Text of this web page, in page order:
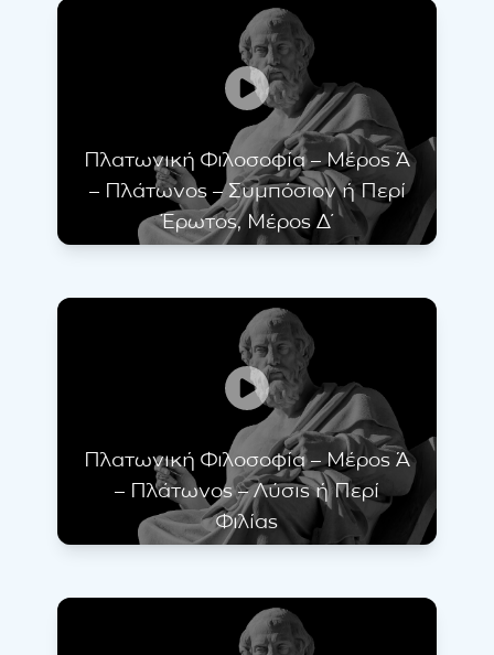
Πλατωνική Φιλοσοφία – Μέρος Ά
– Πλάτωνος – Συμπόσιον ή Περί
Έρωτος, Μέρος Δ΄
Πλατωνική Φιλοσοφία – Μέρος Ά
– Πλάτωνος – Λύσις ή Περί
Φιλίας